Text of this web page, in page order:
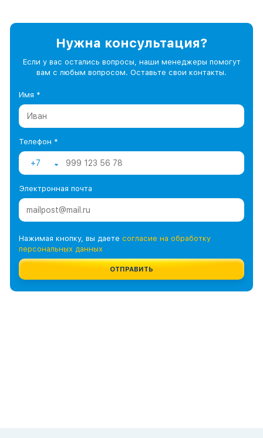
Нужна консультация?
Если у вас остались вопросы, наши менеджеры помогут
вам с любым вопросом. Оставьте свои контакты.
Имя *
Телефон *
+7
Электронная почта
Нажимая кнопку, вы даете согласие на обработку
персональных данных
ОТПРАВИТЬ